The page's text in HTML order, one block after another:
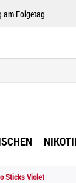
am Folgetag
Sticks Violet